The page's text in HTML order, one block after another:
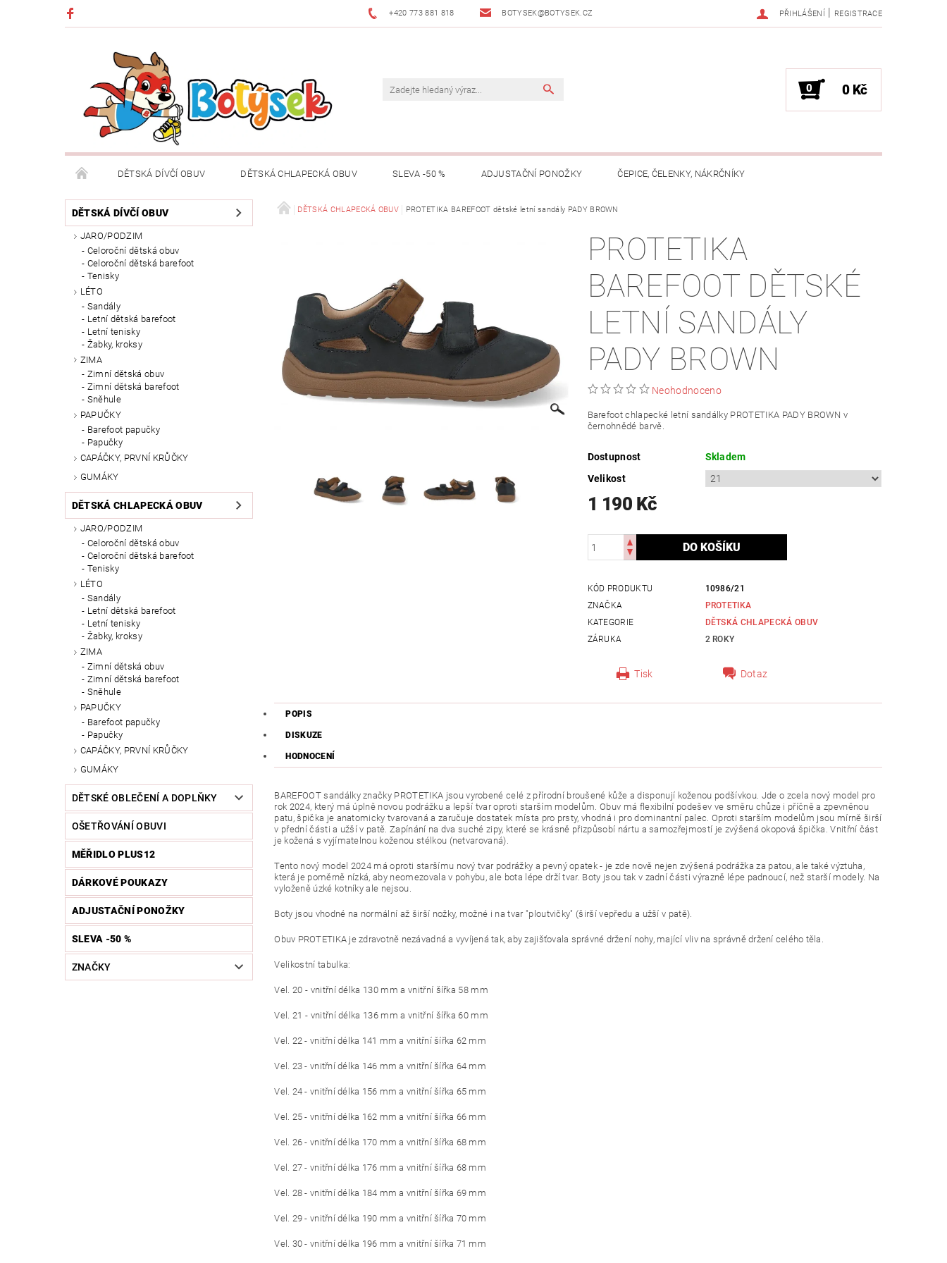
+420 773 881 818 BOTYSEK@BOTYSEK.CZ PŘIHLÁŠENÍ | REGISTRACE
0 0 Kč
DĚTSKÁ DÍVČÍ OBUV DĚTSKÁ CHLAPECKÁ OBUV SLEVA -50 % ADJUSTAČNÍ PONOŽKY ČEPICE, ČELENKY, NÁKRČNÍKY
DĚTSKÉ OBLEČENÍ A DOPLŇKY DÁRKOVÉ POUKAZY OŠETŘOVÁNÍ OBUVI O NÁS KONTAKTY
DOPRAVA A PLATBA O ADJUSTAČNÍCH PONOŽKÁCH
DĚTSKÁ DÍVČÍ OBUV
JARO/PODZIM
Celoroční dětská obuv
Celoroční dětská barefoot
Tenisky
LÉTO
Sandály
Letní dětská barefoot
Letní tenisky
Žabky, kroksy
ZIMA
Zimní dětská obuv
Zimní dětská barefoot
Sněhule
PAPUČKY
Barefoot papučky
Papučky
CAPÁČKY, PRVNÍ KRŮČKY
GUMÁKY
DĚTSKÁ CHLAPECKÁ OBUV
JARO/PODZIM
Celoroční dětská obuv
Celoroční dětská barefoot
Tenisky
LÉTO
Sandály
Letní dětská barefoot
Letní tenisky
Žabky, kroksy
ZIMA
Zimní dětská obuv
Zimní dětská barefoot
Sněhule
PAPUČKY
Barefoot papučky
Papučky
CAPÁČKY, PRVNÍ KRŮČKY
GUMÁKY
DĚTSKÉ OBLEČENÍ A DOPLŇKY
OŠETŘOVÁNÍ OBUVI
MĚŘIDLO PLUS12
DÁRKOVÉ POUKAZY
ADJUSTAČNÍ PONOŽKY
SLEVA -50 %
ZNAČKY
DĚTSKÁ CHLAPECKÁ OBUV PROTETIKA BAREFOOT dětské letní sandály PADY BROWN
PROTETIKA
BAREFOOT DĚTSKÉ
LETNÍ SANDÁLY
PADY BROWN
Neohodnoceno
Barefoot chlapecké letní sandálky PROTETIKA PADY BROWN v
černohnědé barvě.
Dostupnost
Skladem
Velikost
1 190 Kč
KÓD PRODUKTU
10986/21
ZNAČKA
PROTETIKA
KATEGORIE
DĚTSKÁ CHLAPECKÁ OBUV
ZÁRUKA
2 ROKY
Tisk Dotaz
POPIS
DISKUZE
HODNOCENÍ
BAREFOOT sandálky značky PROTETIKA jsou vyrobené celé z přírodní broušené kůže a disponují koženou podšívkou. Jde o zcela nový model pro
rok 2024, který má úplně novou podrážku a lepší tvar oproti starším modelům. Obuv má flexibilní podešev ve směru chůze i příčně a zpevněnou
patu, špička je anatomicky tvarovaná a zaručuje dostatek místa pro prsty, vhodná i pro dominantní palec. Oproti starším modelům jsou mírně širší
v přední části a užší v patě. Zapínání na dva suché zipy, které se krásně přizpůsobí nártu a samozřejmostí je zvýšená okopová špička. Vnitřní část
je kožená s vyjímatelnou koženou stélkou (netvarovaná).
Tento nový model 2024 má oproti staršímu nový tvar podrážky a pevný opatek - je zde nově nejen zvýšená podrážka za patou, ale také výztuha,
která je poměrně nízká, aby neomezovala v pohybu, ale bota lépe drží tvar. Boty jsou tak v zadní části výrazně lépe padnoucí, než starší modely. Na
vyloženě úzké kotníky ale nejsou.
Boty jsou vhodné na normální až širší nožky, možné i na tvar "ploutvičky" (širší vepředu a užší v patě).
Obuv PROTETIKA je zdravotně nezávadná a vyvíjená tak, aby zajišťovala správné držení nohy, mající vliv na správně držení celého těla.
Velikostní tabulka:
Vel. 20 - vnitřní délka 130 mm a vnitřní šířka 58 mm
Vel. 21 - vnitřní délka 136 mm a vnitřní šířka 60 mm
Vel. 22 - vnitřní délka 141 mm a vnitřní šířka 62 mm
Vel. 23 - vnitřní délka 146 mm a vnitřní šířka 64 mm
Vel. 24 - vnitřní délka 156 mm a vnitřní šířka 65 mm
Vel. 25 - vnitřní délka 162 mm a vnitřní šířka 66 mm
Vel. 26 - vnitřní délka 170 mm a vnitřní šířka 68 mm
Vel. 27 - vnitřní délka 176 mm a vnitřní šířka 68 mm
Vel. 28 - vnitřní délka 184 mm a vnitřní šířka 69 mm
Vel. 29 - vnitřní délka 190 mm a vnitřní šířka 70 mm
Vel. 30 - vnitřní délka 196 mm a vnitřní šířka 71 mm